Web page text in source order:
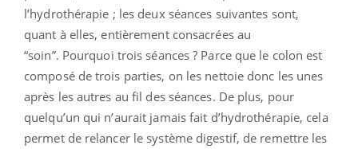
l’hydrothérapie ; les deux séances suivantes sont,
quant à elles, entièrement consacrées au
“soin”. Pourquoi trois séances ? Parce que le colon est
composé de trois parties, on les nettoie donc les unes
après les autres au fil des séances. De plus, pour
quelqu’un qui n’aurait jamais fait d’hydrothérapie, cela
permet de relancer le système digestif, de remettre les